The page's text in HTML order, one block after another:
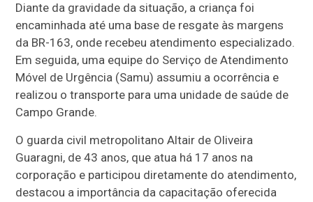
Diante da gravidade da situação, a criança foi
encaminhada até uma base de resgate às margens
da BR-163, onde recebeu atendimento especializado.
Em seguida, uma equipe do Serviço de Atendimento
Móvel de Urgência (Samu) assumiu a ocorrência e
realizou o transporte para uma unidade de saúde de
Campo Grande.
O guarda civil metropolitano Altair de Oliveira
Guaragni, de 43 anos, que atua há 17 anos na
corporação e participou diretamente do atendimento,
destacou a importância da capacitação oferecida